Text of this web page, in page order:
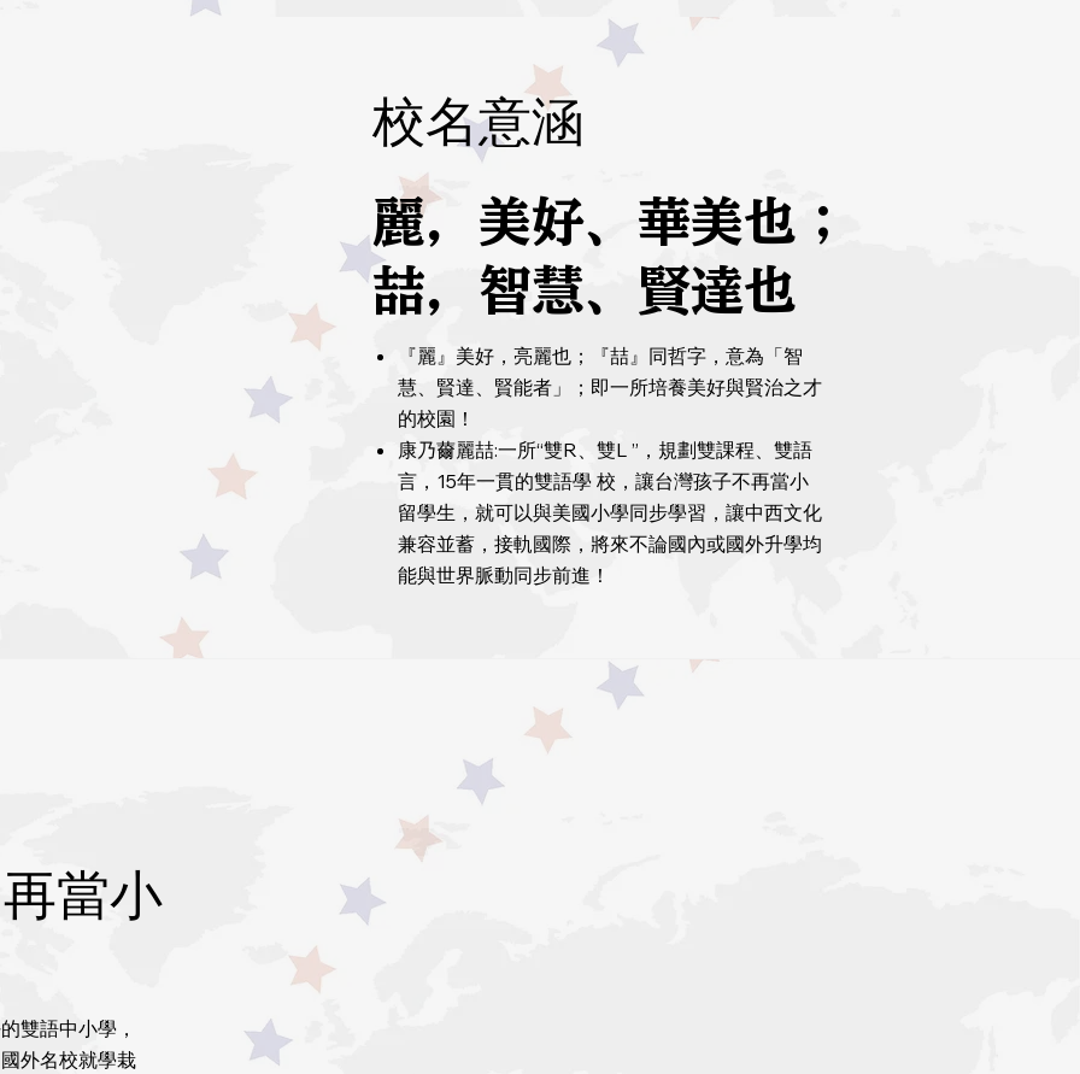
校名意涵
麗，美好、華美也；
喆，智慧、賢達也
『麗』美好，亮麗也；『喆』同哲字，意為「智
慧、賢達、賢能者」；即一所培養美好與賢治之才
的校園！
康乃薾麗喆:一所“雙R、雙L ”，規劃雙課程、雙語
言，15年一貫的雙語學 校，讓台灣孩子不再當小
留學生，就可以與美國小學同步學習，讓中西文化
兼容並蓄，接軌國際，將來不論國內或國外升學均
能與世界脈動同步前進！
當小
雙語中小學，
外名校就學栽